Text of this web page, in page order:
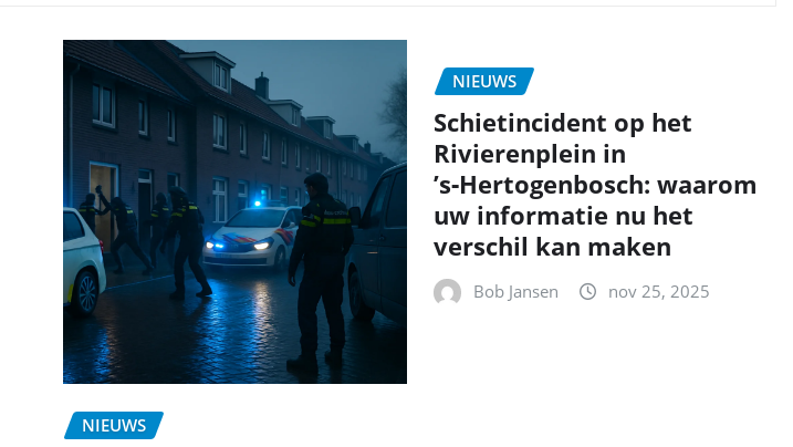
NIEUWS
NIEUWS
Schietincident op het
Rivierenplein in
’s‑Hertogenbosch: waarom
uw informatie nu het
verschil kan maken
Bob Jansen nov 25, 2025